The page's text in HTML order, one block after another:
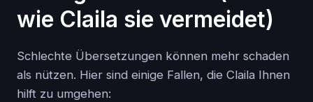
wie Claila sie vermeidet)
Schlechte Übersetzungen können mehr schaden
als nützen. Hier sind einige Fallen, die Claila Ihnen
hilft zu umgehen: